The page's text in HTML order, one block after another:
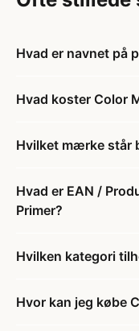
Hvad er navnet på
Hvad koster Color
Hvilket mærke står
Hvad er EAN /
Primer?
Hvilken kategori
Hvor kan jeg købe